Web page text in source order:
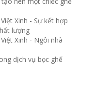
Xinh - Sự kết hợp
lượng
Xinh - Ngôi nhà
dịch vụ bọc ghế